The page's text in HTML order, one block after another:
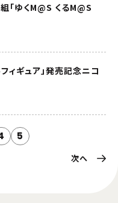
ゆくM@S くるM@S
ィギュア」発売記念ニコ
5
次へ